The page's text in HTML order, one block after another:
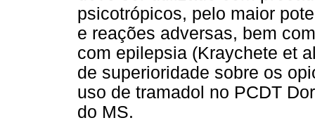
psicotrópicos, pelo maior
e reações adversas, bem
com epilepsia (Kraychete et
de superioridade sobre os
uso de tramadol no PCDT
do MS.